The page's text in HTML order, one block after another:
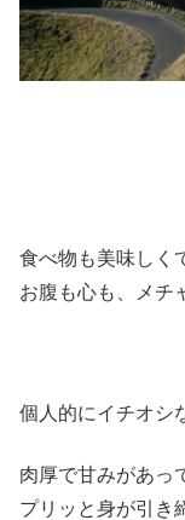
食べ物も美味しく
お腹も心も、メチ
個人的にイチオシ
肉厚で甘みがあっ
プリッと身が引き